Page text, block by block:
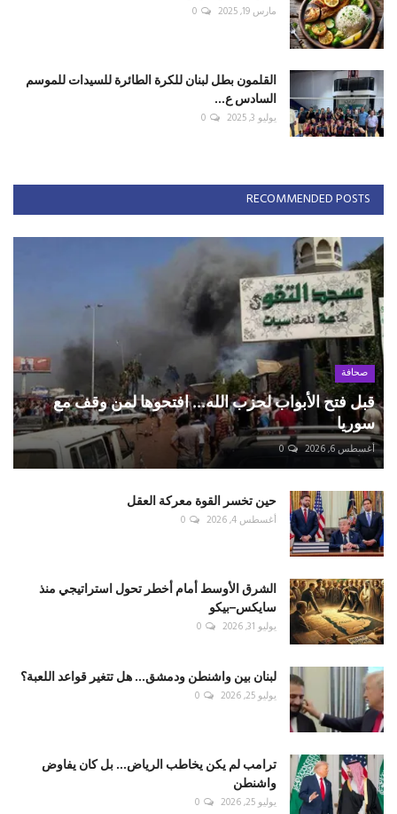
مارس 19, 2025 0
القلمون بطل لبنان للكرة الطائرة للسيدات للموسم
السادس ع...
يوليو 3, 2025 0
RECOMMENDED POSTS
صحافة
قبل فتح الأبواب لحزب الله... افتحوها لمن وقف مع
سوريا
أغسطس 6, 2026 0
حين تخسر القوة معركة العقل
أغسطس 4, 2026 0
الشرق الأوسط أمام أخطر تحول استراتيجي منذ
سايكس–بيكو
يوليو 31, 2026 0
لبنان بين واشنطن ودمشق... هل تتغير قواعد اللعبة؟
يوليو 25, 2026 0
ترامب لم يكن يخاطب الرياض... بل كان يفاوض
واشنطن
يوليو 25, 2026 0